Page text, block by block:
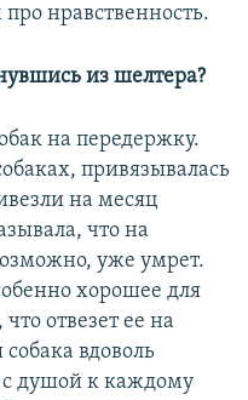
нравственность.
из шелтера?
на передержку.
привязывалась
на месяц
что на
уже умрет.
хорошее для
отвезет ее на
вдоволь
с душой к каждому